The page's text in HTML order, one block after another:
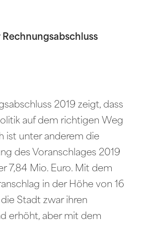
2019 zeigt, dass
auf dem richtigen Weg
ist unter anderem die
des Voranschlages 2019
7,84 Mio. Euro. Mit dem
in der Höhe von 16
Stadt zwar ihren
erhöht, aber mit dem